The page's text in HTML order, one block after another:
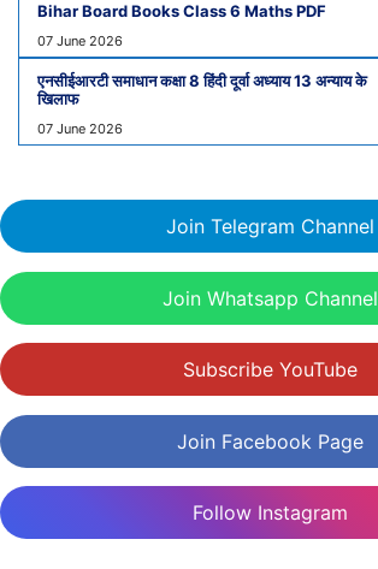
Bihar Board Books Class 6 Maths PDF
07 June 2026
एनसीईआरटी समाधान कक्षा 8 हिंदी दूर्वा अध्याय 13 अन्याय के
खिलाफ
07 June 2026
Join Telegram Channel
Join Whatsapp Channel
Subscribe YouTube
Join Facebook Page
Follow Instagram